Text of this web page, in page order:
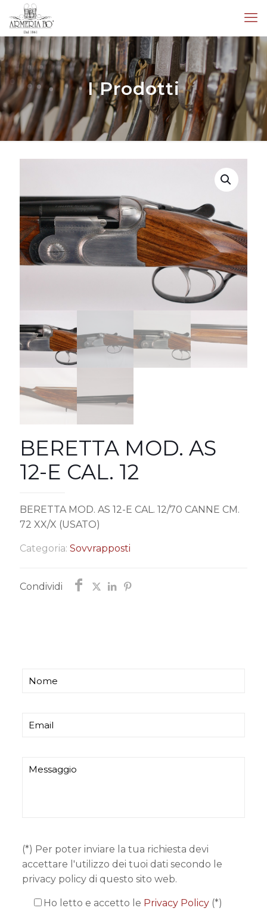
I Prodotti
BERETTA MOD. AS
12-E CAL. 12
BERETTA MOD. AS 12-E CAL. 12/70 CANNE CM.
72 XX/X (USATO)
Categoria: Sovvrapposti
Condividi
(*) Per poter inviare la tua richiesta devi
accettare l'utilizzo dei tuoi dati secondo le
privacy policy di questo sito web.
Ho letto e accetto le Privacy Policy(*)